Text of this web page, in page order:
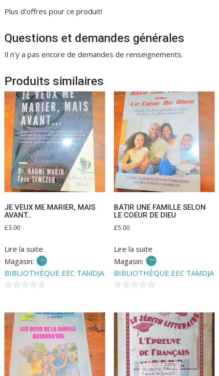
Plus d'offres pour ce produit!
Questions et demandes générales
Il n'y a pas encore de demandes de renseignements.
Produits similaires
JE VEUX ME MARIER, MAIS
AVANT…
£3.00
Lire la suite
Magasin:
BIBLIOTHÈQUE EEC TAMDJA
u
r
5
BATIR UNE FAMILLE SELON
LE COEUR DE DIEU
£5.00
Lire la suite
Magasin:
BIBLIOTHÈQUE EEC TAMDJA